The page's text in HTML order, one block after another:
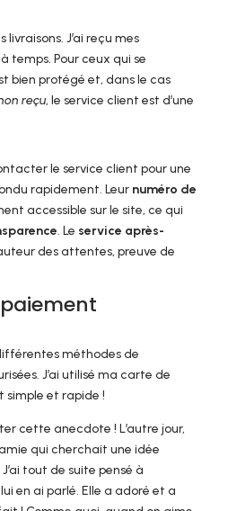
J’ai reçu mes
temps. Pour ceux qui se
bien protégé et, dans le cas
reçu, le service client est d’une
le service client pour une
rapidement. Leur numéro de
accessible sur le site, ce qui
. Le service après-
des attentes, preuve de
méthodes de
J’ai utilisé ma carte de
simple et rapide !
cette anecdote ! L’autre jour,
qui cherchait une idée
tout de suite pensé à
en ai parlé. Elle a adoré et a